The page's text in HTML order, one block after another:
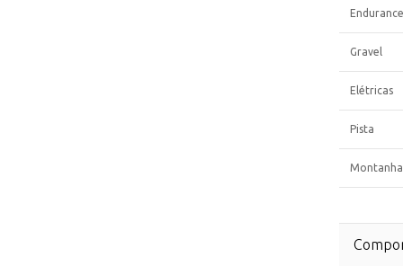
Endurance
Gravel
Elétricas
Pista
Montanha